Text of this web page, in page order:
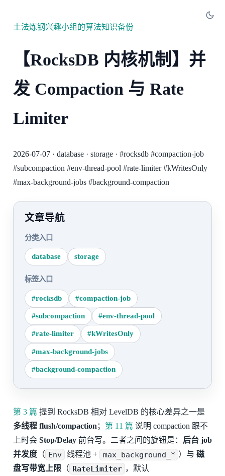
土法炼钢兴趣小组的算法知识备份
【RocksDB 内核机制】并
发 Compaction 与 Rate
Limiter
2026-07-07· database· storage· #rocksdb #compaction-job
#subcompaction #env-thread-pool #rate-limiter #kWritesOnly
#max-background-jobs #background-compaction
文章导航
分类入口
database storage
标签入口
#rocksdb #compaction-job
#subcompaction #env-thread-pool
#rate-limiter #kWritesOnly
#max-background-jobs
#background-compaction
第 3 篇 提到 RocksDB 相对 LevelDB 的核心差异之一是
多线程 flush/compaction ； 第 11 篇 说明 compaction 跟不
上时会 Stop/Delay前台写。二者之间的旋钮是： 后台 job
并发度（ Env 线程池 + max_background_* ）与 磁
盘写带宽上限（ RateLimiter ，默认